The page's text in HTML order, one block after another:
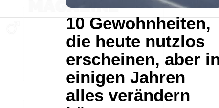
10 Gewohnheiten,
die heute nutzlos
erscheinen, aber
einigen Jahren
alles verändern